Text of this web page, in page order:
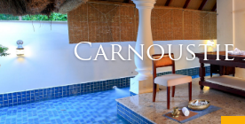
Carnoustie